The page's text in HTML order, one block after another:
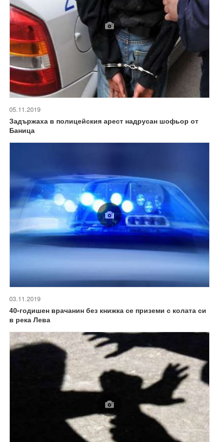
05.11.2019
Задържаха в полицейския арест надрусан шофьор от
Баница
03.11.2019
40-годишен врачанин без книжка се приземи с колата си
в река Лева